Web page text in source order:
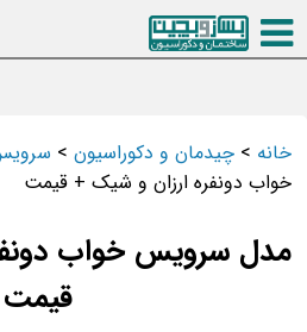
خانه>چیدمان و دکوراسیون>
خواب دونفره ارزان و شیک + قیمت
مدل سرویس خواب
قیمت